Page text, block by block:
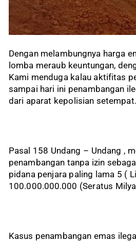
Dengan melambungnya harga
lomba meraub keuntungan,
Kami menduga kalau aktifitas
sampai hari ini penambangan
dari aparat kepolisian setempat.
Pasal 158 Undang – Undang ,
penambangan tanpa izin
pidana penjara paling lama 5 (
100.000.000.000 (Seratus
Kasus penambangan emas